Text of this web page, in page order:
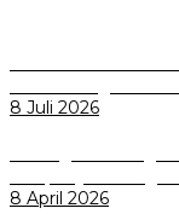
8 Juli 2026
8 April 2026